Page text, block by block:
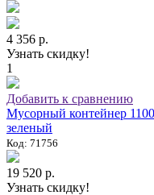
4 356 р.
Узнать скидку!
1
Добавить к сравнению
Мусорный контейнер
зеленый
Код: 71756
19 520 р.
Узнать скидку!